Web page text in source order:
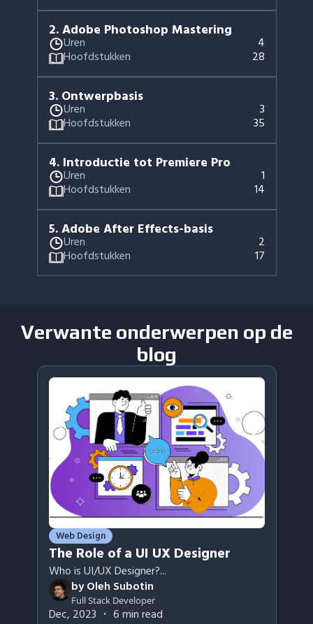
2.Adobe Photoshop Mastering
Uren 4
Hoofdstukken 28
3. Ontwerpbasis
Uren 3
Hoofdstukken 35
4. Introductie tot Premiere Pro
Uren 1
Hoofdstukken 14
5.Adobe After Effects-basis
Uren 2
Hoofdstukken 17
Verwante onderwerpen op de
blog
Web Design
The Role of a UI UX Designer
Who is UI/UX Designer?...
byOleh Subotin
Full Stack Developer
Dec, 2023 ・ 6min read